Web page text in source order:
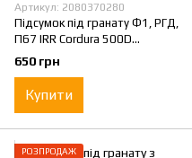
Артикул: 2080370280
Підсумок під гранату Ф1, РГД,
П67 IRR Cordura 500D
Мультикам (olive) Molle
650 грн
Купити
РОЗПРОДАЖ